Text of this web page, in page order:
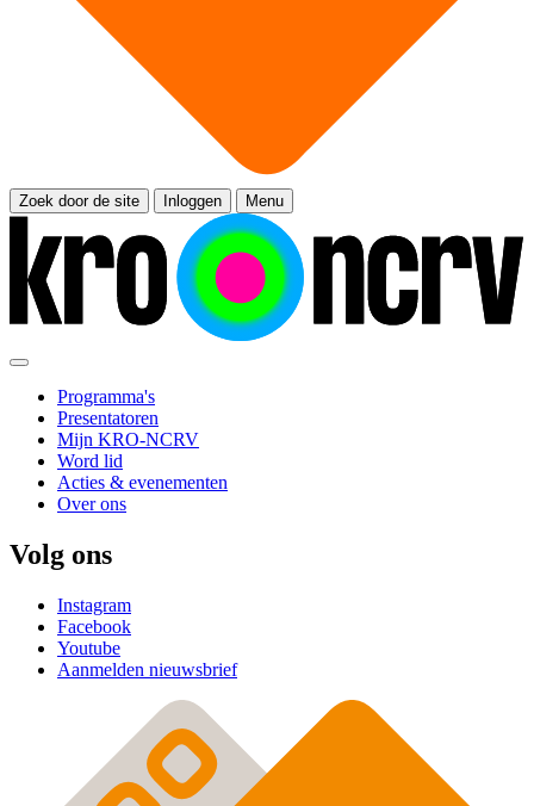
Zoek door de site Inloggen Menu
Programma's
Presentatoren
Mijn KRO-NCRV
Word lid
Acties & evenementen
Over ons
Volg ons
Instagram
Facebook
Youtube
Aanmelden nieuwsbrief